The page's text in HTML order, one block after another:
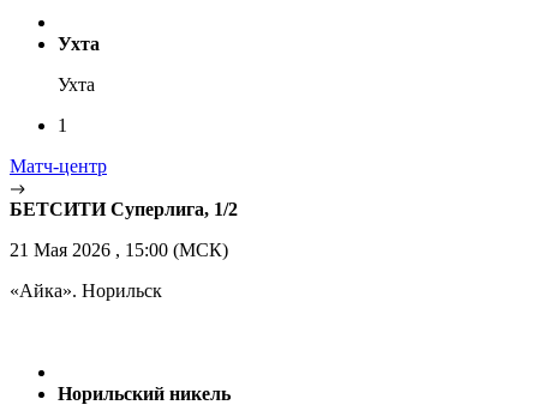
Ухта
Ухта
1
Матч-центр
БЕТСИТИ Суперлига, 1/2
21 Мая 2026 , 15:00 (МСК)
«Айка». Норильск
Норильский никель